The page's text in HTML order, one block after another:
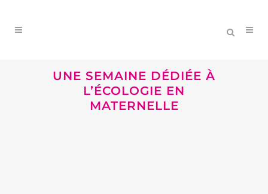
UNE SEMAINE DÉDIÉE À
L’ÉCOLOGIE EN
MATERNELLE